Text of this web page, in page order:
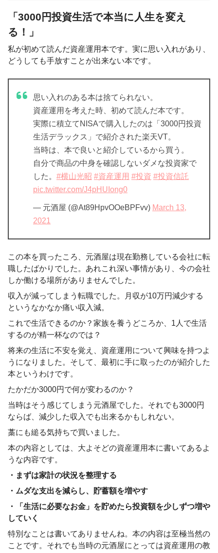
「3000円投資生活で本当に人生を変え
る！」
私が初めて読んだ資産運用本です。実に思い入れがあり、
どうしても手放すことが出来ない本です。
思い入れのある本は捨てられない。
資産運用を考えた時、初めて読んだ本です。
実際に積立てNISAで購入したのは「3000円投資
生活デラックス」で紹介された楽天VT。
当時は、本で良いと紹介しているから買う。
自分で商品の中身を確認しないダメな投資家で
した。 #横山光昭 #資産運用 #投資 #投資信託
pic.twitter.com/J4pHUIong0
— 元酒屋 (@At89HpvOOeBPFvv) March 13,
2021
この本を買ったころ、元酒屋は現在勤務している会社に転
職したばかりでした。あれこれ深い事情があり、今の会社
しか働ける場所がありませんでした。
収入が減ってしまう転職でした。月収が10万円減少する
というなかなか痛い収入減。
これで生活できるのか？家族を養うどころか、1人で生活
するのが精一杯なのでは？
将来の生活に不安を覚え、資産運用について興味を持つよ
うになりました。そして、最初に手に取ったのが紹介した
本というわけです。
たかだか3000円で何が変わるのか？
当時はそう感じてしまう元酒屋でした。それでも3000円
ならば、減少した収入でも出来るかもしれない。
藁にも縋る気持ちで買いました。
本の内容としては、大よそどの資産運用本に書いてあるよ
うな内容です。
・まずは家計の状況を整理する
・ムダな支出を減らし、貯蓄額を増やす
・「生活に必要なお金」を貯めたら投資額を少しずつ増や
していく
特別なことは書いてありませんね。本の内容は至極当然の
ことです。それでも当時の元酒屋にとっては資産運用の教